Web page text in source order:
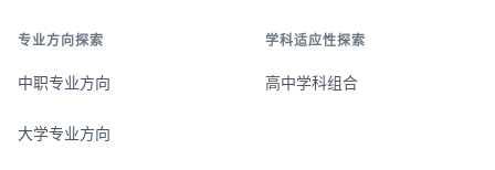
专业方向探索
中职专业方向
大学专业方向
学科适应性探索
高中学科组合